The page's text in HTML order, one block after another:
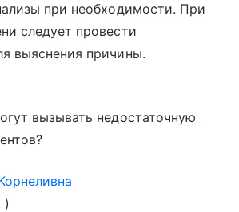
при необходимости. При
следует провести
выяснения причины.
вызывать недостаточную
)